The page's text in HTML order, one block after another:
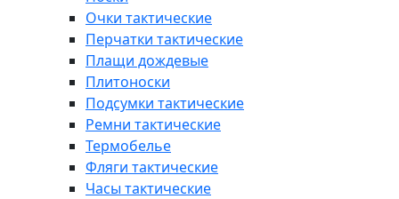
Очки тактические
Перчатки тактические
Плащи дождевые
Плитоноски
Подсумки тактические
Ремни тактические
Термобелье
Фляги тактические
Часы тактические